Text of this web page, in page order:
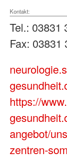
Kontakt:
Tel.: 03831
Fax: 03831
https://
angebot/
zentren-